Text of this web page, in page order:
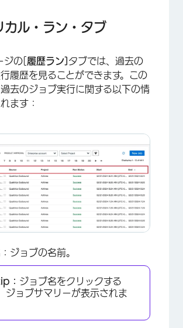
カル・ラン・タブ
ジの[ 履歴ラン] タブでは、過去の
履歴を見ることができます。この
去のジョブ実行に関する以下の情
ます：
：ジョブの名前。
： ジョブ名をクリックする
ジョブサマリーが表示されま